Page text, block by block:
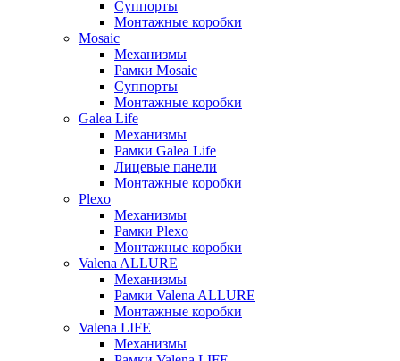
Суппорты
Монтажные коробки
Mosaic
Механизмы
Рамки Mosaic
Суппорты
Монтажные коробки
Galea Life
Механизмы
Рамки Galea Life
Лицевые панели
Монтажные коробки
Plexo
Механизмы
Рамки Plexo
Монтажные коробки
Valena ALLURE
Механизмы
Рамки Valena ALLURE
Монтажные коробки
Valena LIFE
Механизмы